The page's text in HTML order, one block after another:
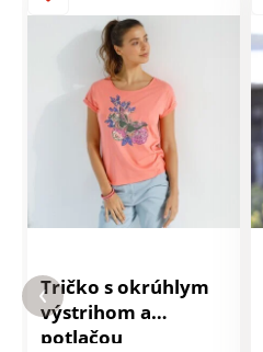
Tričko s okrúhlym
výstrihom a
potlačou